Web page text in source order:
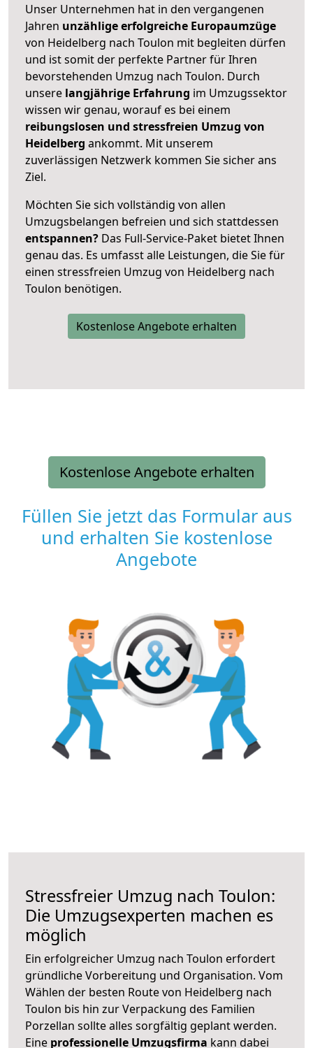
Unser Unternehmen hat in den vergangenen
Jahren unzählige erfolgreiche Europaumzüge
von Heidelberg nach Toulon mit begleiten dürfen
und ist somit der perfekte Partner für Ihren
bevorstehenden Umzug nach Toulon. Durch
unsere langjährige Erfahrung im Umzugssektor
wissen wir genau, worauf es bei einem
reibungslosen und stressfreien Umzug von
Heidelberg ankommt. Mit unserem
zuverlässigen Netzwerk kommen Sie sicher ans
Ziel.
Möchten Sie sich vollständig von allen
Umzugsbelangen befreien und sich stattdessen
entspannen? Das Full-Service-Paket bietet Ihnen
genau das. Es umfasst alle Leistungen, die Sie für
einen stressfreien Umzug von Heidelberg nach
Toulon benötigen.
Kostenlose Angebote erhalten
Kostenlose Angebote erhalten
Füllen Sie jetzt das Formular aus
und erhalten Sie kostenlose
Angebote
Stressfreier Umzug nach Toulon:
Die Umzugsexperten machen es
möglich
Ein erfolgreicher Umzug nach Toulon erfordert
gründliche Vorbereitung und Organisation. Vom
Wählen der besten Route von Heidelberg nach
Toulon bis hin zur Verpackung des Familien
Porzellan sollte alles sorgfältig geplant werden.
Eine professionelle Umzugsfirma kann dabei